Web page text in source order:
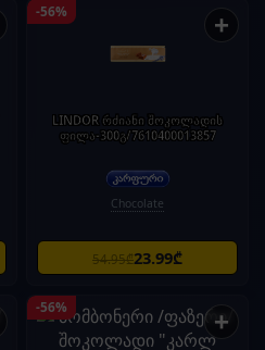
-56% +
LINDOR რძიანი შოკოლადის
ფილა-300გ/7610400013857
Chocolate
54.95₾23.99₾
-56% +